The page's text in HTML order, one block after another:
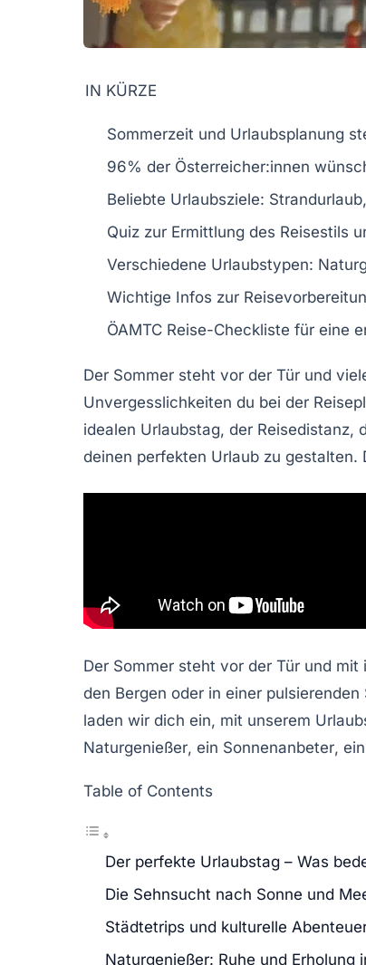
IN KÜRZE
Sommerzeit und Urlaubsplanung
96% der Österreicher:innen
Beliebte Urlaubsziele: Strandurlaub,
Quiz zur Ermittlung des Reisestils
Verschiedene Urlaubstypen:
Wichtige Infos zur
ÖAMTC Reise-Checkliste für eine
Der Sommer steht vor der Tür und
Unvergesslichkeiten du bei der
idealen Urlaubstag, der Reisedistanz,
deinen perfekten Urlaub zu gestalten.
Der Sommer steht vor der Tür und
den Bergen oder in einer
laden wir dich ein, mit unserem
Naturgenießer, ein Sonnenanbeter, ein
Table of Contents
Der perfekte Urlaubstag – Was
Die Sehnsucht nach Sonne und
Städtetrips und kulturelle
Naturgenießer: Ruhe und Erholung